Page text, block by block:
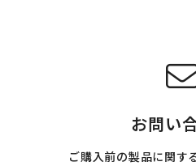
お問い
ご購入前の製品に関す